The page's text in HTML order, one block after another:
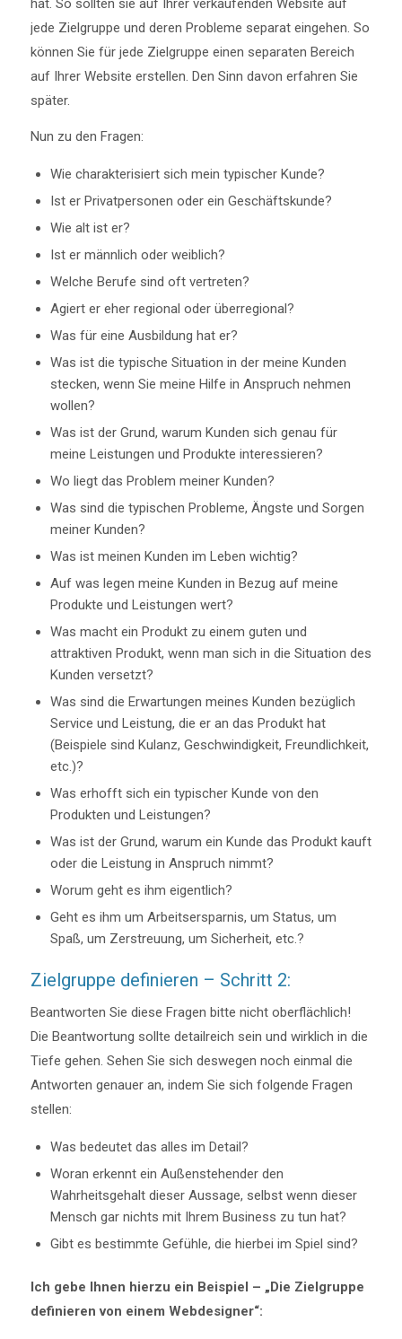
hat. So sollten sie auf Ihrer verkaufenden Website auf
jede Zielgruppe und deren Probleme separat eingehen. So
können Sie für jede Zielgruppe einen separaten Bereich
auf Ihrer Website erstellen. Den Sinn davon erfahren Sie
später.
Nun zu den Fragen:
Wie charakterisiert sich mein typischer Kunde?
Ist er Privatpersonen oder ein Geschäftskunde?
Wie alt ist er?
Ist er männlich oder weiblich?
Welche Berufe sind oft vertreten?
Agiert er eher regional oder überregional?
Was für eine Ausbildung hat er?
Was ist die typische Situation in der meine Kunden
stecken, wenn Sie meine Hilfe in Anspruch nehmen
wollen?
Was ist der Grund, warum Kunden sich genau für
meine Leistungen und Produkte interessieren?
Wo liegt das Problem meiner Kunden?
Was sind die typischen Probleme, Ängste und Sorgen
meiner Kunden?
Was ist meinen Kunden im Leben wichtig?
Auf was legen meine Kunden in Bezug auf meine
Produkte und Leistungen wert?
Was macht ein Produkt zu einem guten und
attraktiven Produkt, wenn man sich in die Situation des
Kunden versetzt?
Was sind die Erwartungen meines Kunden bezüglich
Service und Leistung, die er an das Produkt hat
(Beispiele sind Kulanz, Geschwindigkeit, Freundlichkeit,
etc.)?
Was erhofft sich ein typischer Kunde von den
Produkten und Leistungen?
Was ist der Grund, warum ein Kunde das Produkt kauft
oder die Leistung in Anspruch nimmt?
Worum geht es ihm eigentlich?
Geht es ihm um Arbeitsersparnis, um Status, um
Spaß, um Zerstreuung, um Sicherheit, etc.?
Zielgruppe definieren – Schritt 2:
Beantworten Sie diese Fragen bitte nicht oberflächlich!
Die Beantwortung sollte detailreich sein und wirklich in die
Tiefe gehen. Sehen Sie sich deswegen noch einmal die
Antworten genauer an, indem Sie sich folgende Fragen
stellen:
Was bedeutet das alles im Detail?
Woran erkennt ein Außenstehender den
Wahrheitsgehalt dieser Aussage, selbst wenn dieser
Mensch gar nichts mit Ihrem Business zu tun hat?
Gibt es bestimmte Gefühle, die hierbei im Spiel sind?
Ich gebe Ihnen hierzu ein Beispiel – „Die Zielgruppe
definieren von einem Webdesigner“: